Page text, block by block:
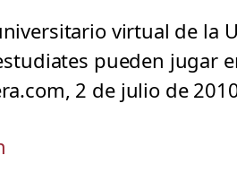
virtual de la
pueden jugar
2 de julio de